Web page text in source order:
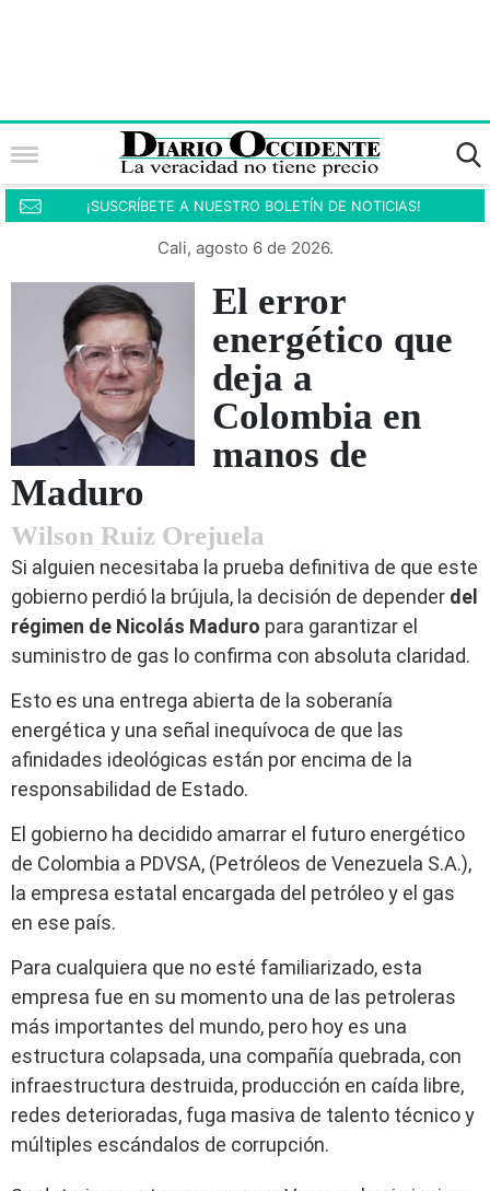
¡SUSCRÍBETE A NUESTRO BOLETÍN DE NOTICIAS!
Cali, agosto 6 de 2026.
El error
energético que
deja a
Colombia en
manos de
Maduro
Wilson Ruiz Orejuela
Si alguien necesitaba la prueba definitiva de que este
gobierno perdió la brújula, la decisión de depender del
régimen de Nicolás Maduro para garantizar el
suministro de gas lo confirma con absoluta claridad.
Esto es una entrega abierta de la soberanía
energética y una señal inequívoca de que las
afinidades ideológicas están por encima de la
responsabilidad de Estado.
El gobierno ha decidido amarrar el futuro energético
de Colombia a PDVSA, (Petróleos de Venezuela S.A.),
la empresa estatal encargada del petróleo y el gas
en ese país.
Para cualquiera que no esté familiarizado, esta
empresa fue en su momento una de las petroleras
más importantes del mundo, pero hoy es una
estructura colapsada, una compañía quebrada, con
infraestructura destruida, producción en caída libre,
redes deterioradas, fuga masiva de talento técnico y
múltiples escándalos de corrupción.